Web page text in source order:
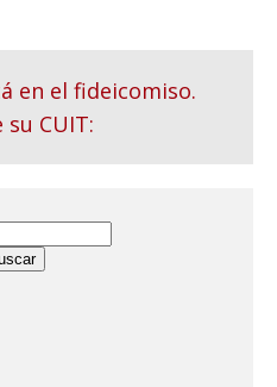
en el fideicomiso.
su CUIT: